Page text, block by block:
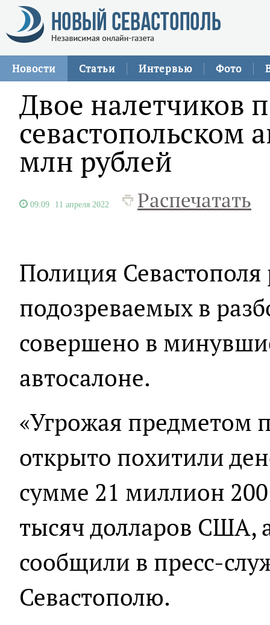
Новости Статьи Интервью Фото
Двое налетчиков
севастопольском
млн рублей
09:09 11 апреля 2022 Распечатать
Полиция Севастополя
подозреваемых в
совершено в
автосалоне.
«Угрожая предметом
открыто похитили
сумме 21 миллион
тысяч долларов США,
сообщили в пресс-
Севастополю.